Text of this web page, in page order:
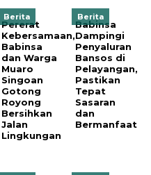
Berita
Pererat
Kebersamaan,
Babinsa
dan Warga
Muaro
Singoan
Gotong
Royong
Bersihkan
Jalan
Lingkungan
Berita
Babinsa
Dampingi
Penyaluran
Bansos di
Pelayangan,
Pastikan
Tepat
Sasaran
dan
Bermanfaat